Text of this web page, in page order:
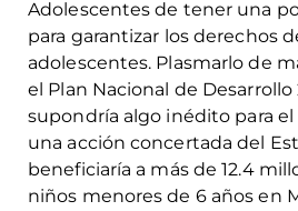
Adolescentes de tener una
para garantizar los derechos
adolescentes. Plasmarlo de
el Plan Nacional de Desarrollo
supondría algo inédito para el
una acción concertada del
beneficiaría a más de 12.4
niños menores de 6 años en